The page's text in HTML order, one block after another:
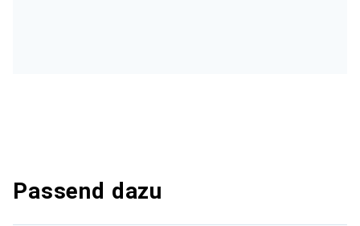
Passend dazu